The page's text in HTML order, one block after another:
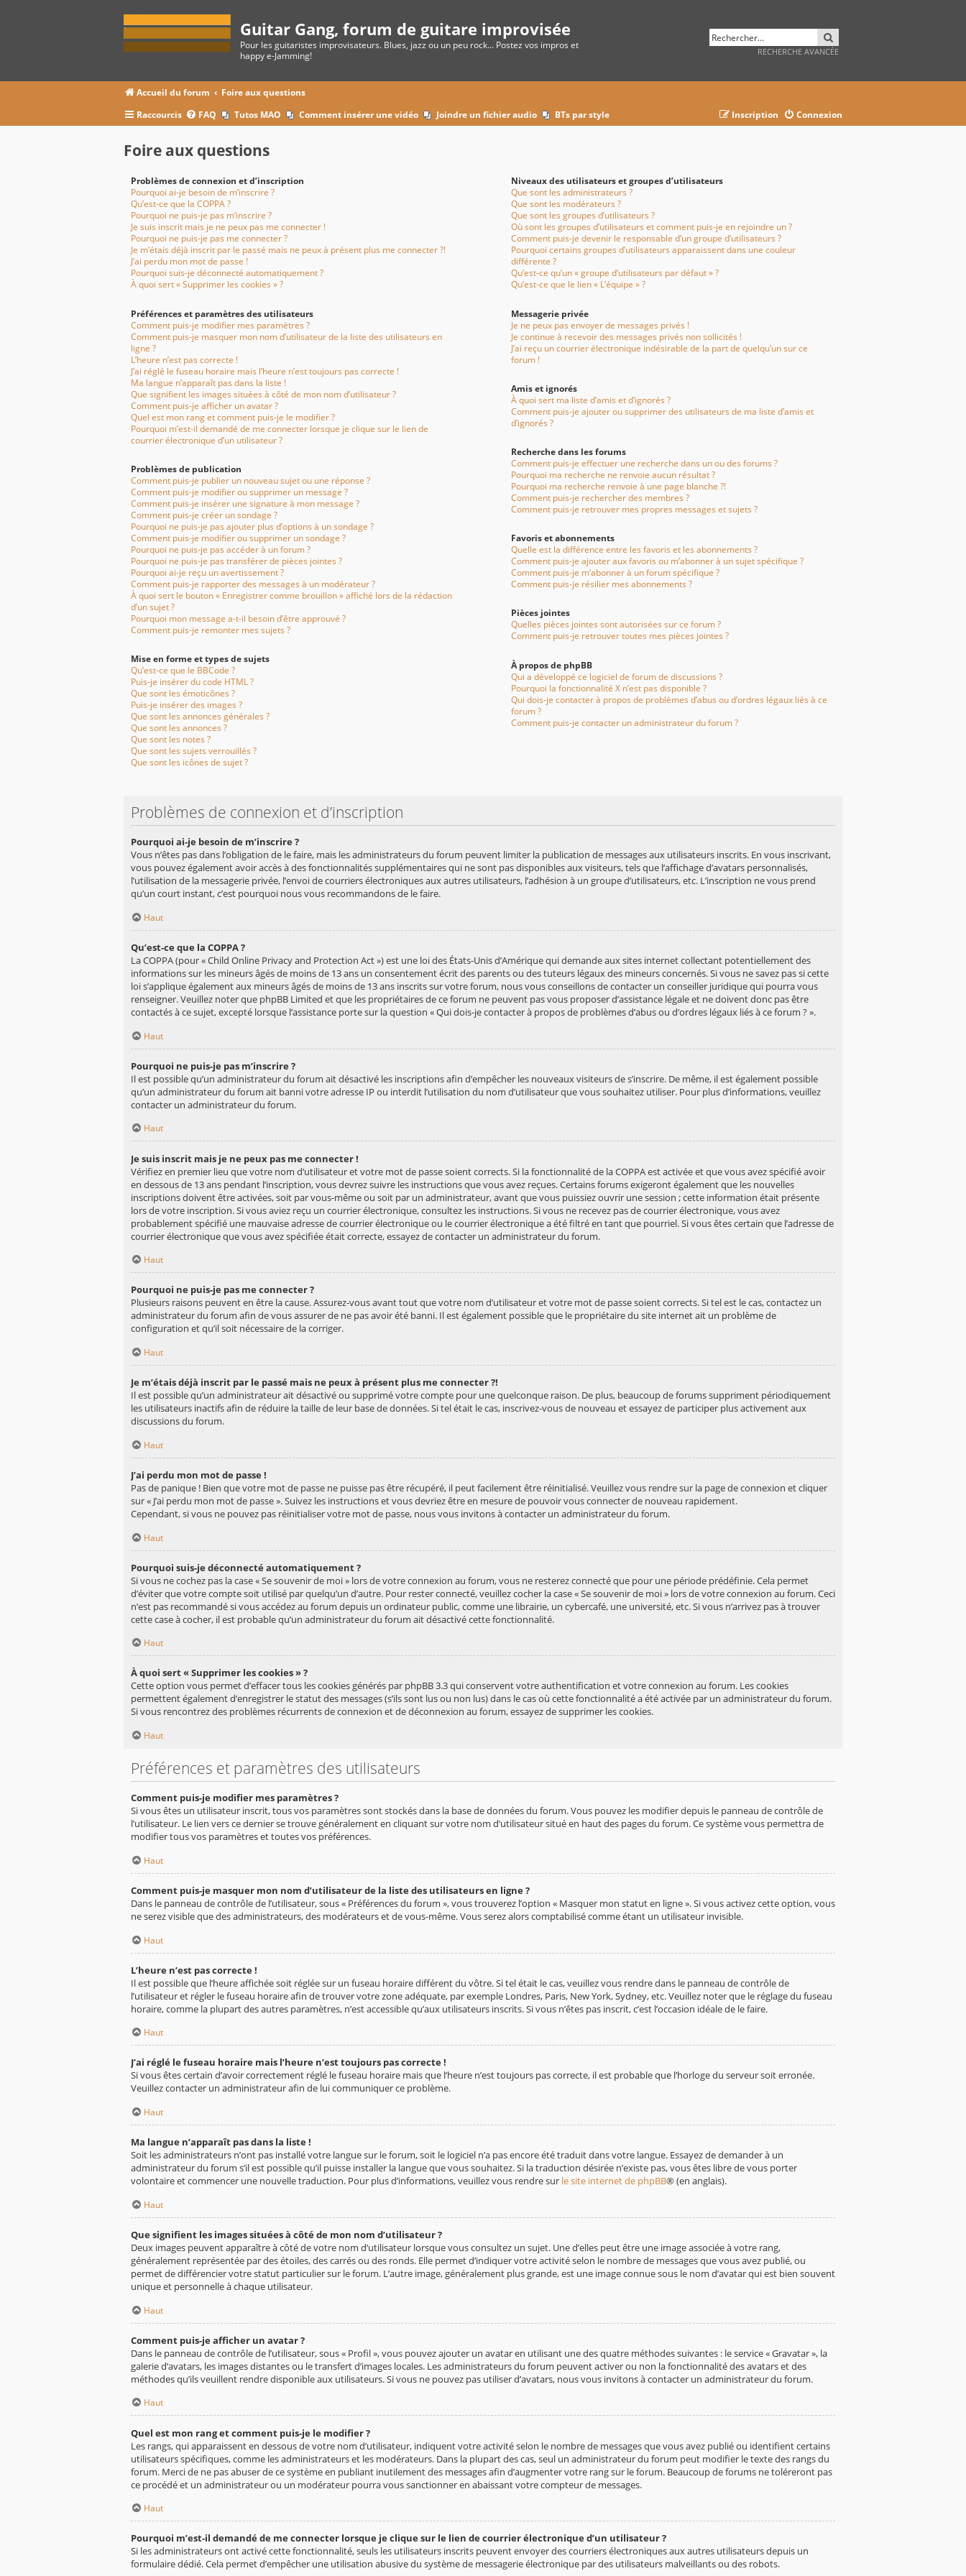
Guitar Gang, forum de guitare improvisée
Pour les guitaristes improvisateurs. Blues, jazz ou un peu rock... Postez vos impros et
happy e-Jamming!
RECHERCHE AVANCÉE
Accueil du forum
Foire aux questions
Raccourcis
FAQ Tutos MAO Comment insérer une vidéo Joindre un fichier audio BTs par style Connexion
Inscription
Foire aux questions
Problèmes de connexion et d’inscription
Pourquoi ai-je besoin de m’inscrire ?
Qu’est-ce que la COPPA ?
Pourquoi ne puis-je pas m’inscrire ?
Je suis inscrit mais je ne peux pas me connecter !
Pourquoi ne puis-je pas me connecter ?
Je m’étais déjà inscrit par le passé mais ne peux à présent plus me connecter ?!
J’ai perdu mon mot de passe !
Pourquoi suis-je déconnecté automatiquement ?
À quoi sert « Supprimer les cookies » ?
Préférences et paramètres des utilisateurs
Comment puis-je modifier mes paramètres ?
Comment puis-je masquer mon nom d’utilisateur de la liste des utilisateurs en
ligne ?
L’heure n’est pas correcte !
J’ai réglé le fuseau horaire mais l’heure n’est toujours pas correcte !
Ma langue n’apparaît pas dans la liste !
Que signifient les images situées à côté de mon nom d’utilisateur ?
Comment puis-je afficher un avatar ?
Quel est mon rang et comment puis-je le modifier ?
Pourquoi m’est-il demandé de me connecter lorsque je clique sur le lien de
courrier électronique d’un utilisateur ?
Problèmes de publication
Comment puis-je publier un nouveau sujet ou une réponse ?
Comment puis-je modifier ou supprimer un message ?
Comment puis-je insérer une signature à mon message ?
Comment puis-je créer un sondage ?
Pourquoi ne puis-je pas ajouter plus d’options à un sondage ?
Comment puis-je modifier ou supprimer un sondage ?
Pourquoi ne puis-je pas accéder à un forum ?
Pourquoi ne puis-je pas transférer de pièces jointes ?
Pourquoi ai-je reçu un avertissement ?
Comment puis-je rapporter des messages à un modérateur ?
À quoi sert le bouton « Enregistrer comme brouillon » affiché lors de la rédaction
d’un sujet ?
Pourquoi mon message a-t-il besoin d’être approuvé ?
Comment puis-je remonter mes sujets ?
Mise en forme et types de sujets
Qu’est-ce que le BBCode ?
Puis-je insérer du code HTML ?
Que sont les émoticônes ?
Puis-je insérer des images ?
Que sont les annonces générales ?
Que sont les annonces ?
Que sont les notes ?
Que sont les sujets verrouillés ?
Que sont les icônes de sujet ?
Niveaux des utilisateurs et groupes d’utilisateurs
Que sont les administrateurs ?
Que sont les modérateurs ?
Que sont les groupes d’utilisateurs ?
Où sont les groupes d’utilisateurs et comment puis-je en rejoindre un ?
Comment puis-je devenir le responsable d’un groupe d’utilisateurs ?
Pourquoi certains groupes d’utilisateurs apparaissent dans une couleur
différente ?
Qu’est-ce qu’un « groupe d’utilisateurs par défaut » ?
Qu’est-ce que le lien « L’équipe » ?
Messagerie privée
Je ne peux pas envoyer de messages privés !
Je continue à recevoir des messages privés non sollicités !
J’ai reçu un courrier électronique indésirable de la part de quelqu’un sur ce
forum !
Amis et ignorés
À quoi sert ma liste d’amis et d’ignorés ?
Comment puis-je ajouter ou supprimer des utilisateurs de ma liste d’amis et
d’ignorés ?
Recherche dans les forums
Comment puis-je effectuer une recherche dans un ou des forums ?
Pourquoi ma recherche ne renvoie aucun résultat ?
Pourquoi ma recherche renvoie à une page blanche ?!
Comment puis-je rechercher des membres ?
Comment puis-je retrouver mes propres messages et sujets ?
Favoris et abonnements
Quelle est la différence entre les favoris et les abonnements ?
Comment puis-je ajouter aux favoris ou m’abonner à un sujet spécifique ?
Comment puis-je m’abonner à un forum spécifique ?
Comment puis-je résilier mes abonnements ?
Pièces jointes
Quelles pièces jointes sont autorisées sur ce forum ?
Comment puis-je retrouver toutes mes pièces jointes ?
À propos de phpBB
Qui a développé ce logiciel de forum de discussions ?
Pourquoi la fonctionnalité X n’est pas disponible ?
Qui dois-je contacter à propos de problèmes d’abus ou d’ordres légaux liés à ce
forum ?
Comment puis-je contacter un administrateur du forum ?
Problèmes de connexion et d’inscription
Pourquoi ai-je besoin de m’inscrire ?
Vous n’êtes pas dans l’obligation de le faire, mais les administrateurs du forum peuvent limiter la publication de messages aux utilisateurs inscrits. En vous inscrivant,
vous pouvez également avoir accès à des fonctionnalités supplémentaires qui ne sont pas disponibles aux visiteurs, tels que l’affichage d’avatars personnalisés,
l’utilisation de la messagerie privée, l’envoi de courriers électroniques aux autres utilisateurs, l’adhésion à un groupe d’utilisateurs, etc. L’inscription ne vous prend
qu’un court instant, c’est pourquoi nous vous recommandons de le faire.
Haut
Qu’est-ce que la COPPA ?
La COPPA (pour « Child Online Privacy and Protection Act ») est une loi des États-Unis d’Amérique qui demande aux sites internet collectant potentiellement des
informations sur les mineurs âgés de moins de 13 ans un consentement écrit des parents ou des tuteurs légaux des mineurs concernés. Si vous ne savez pas si cette
loi s’applique également aux mineurs âgés de moins de 13 ans inscrits sur votre forum, nous vous conseillons de contacter un conseiller juridique qui pourra vous
renseigner. Veuillez noter que phpBB Limited et que les propriétaires de ce forum ne peuvent pas vous proposer d’assistance légale et ne doivent donc pas être
contactés à ce sujet, excepté lorsque l’assistance porte sur la question « Qui dois-je contacter à propos de problèmes d’abus ou d’ordres légaux liés à ce forum ? ».
Haut
Pourquoi ne puis-je pas m’inscrire ?
Il est possible qu’un administrateur du forum ait désactivé les inscriptions afin d’empêcher les nouveaux visiteurs de s’inscrire. De même, il est également possible
qu’un administrateur du forum ait banni votre adresse IP ou interdit l’utilisation du nom d’utilisateur que vous souhaitez utiliser. Pour plus d’informations, veuillez
contacter un administrateur du forum.
Haut
Je suis inscrit mais je ne peux pas me connecter !
Vérifiez en premier lieu que votre nom d’utilisateur et votre mot de passe soient corrects. Si la fonctionnalité de la COPPA est activée et que vous avez spécifié avoir
en dessous de 13 ans pendant l’inscription, vous devrez suivre les instructions que vous avez reçues. Certains forums exigeront également que les nouvelles
inscriptions doivent être activées, soit par vous-même ou soit par un administrateur, avant que vous puissiez ouvrir une session ; cette information était présente
lors de votre inscription. Si vous aviez reçu un courrier électronique, consultez les instructions. Si vous ne recevez pas de courrier électronique, vous avez
probablement spécifié une mauvaise adresse de courrier électronique ou le courrier électronique a été filtré en tant que pourriel. Si vous êtes certain que l’adresse de
courrier électronique que vous avez spécifiée était correcte, essayez de contacter un administrateur du forum.
Haut
Pourquoi ne puis-je pas me connecter ?
Plusieurs raisons peuvent en être la cause. Assurez-vous avant tout que votre nom d’utilisateur et votre mot de passe soient corrects. Si tel est le cas, contactez un
administrateur du forum afin de vous assurer de ne pas avoir été banni. Il est également possible que le propriétaire du site internet ait un problème de
configuration et qu’il soit nécessaire de la corriger.
Haut
Je m’étais déjà inscrit par le passé mais ne peux à présent plus me connecter ?!
Il est possible qu’un administrateur ait désactivé ou supprimé votre compte pour une quelconque raison. De plus, beaucoup de forums suppriment périodiquement
les utilisateurs inactifs afin de réduire la taille de leur base de données. Si tel était le cas, inscrivez-vous de nouveau et essayez de participer plus activement aux
discussions du forum.
Haut
J’ai perdu mon mot de passe !
Pas de panique ! Bien que votre mot de passe ne puisse pas être récupéré, il peut facilement être réinitialisé. Veuillez vous rendre sur la page de connexion et cliquer
sur « J’ai perdu mon mot de passe ». Suivez les instructions et vous devriez être en mesure de pouvoir vous connecter de nouveau rapidement.
Cependant, si vous ne pouvez pas réinitialiser votre mot de passe, nous vous invitons à contacter un administrateur du forum.
Haut
Pourquoi suis-je déconnecté automatiquement ?
Si vous ne cochez pas la case « Se souvenir de moi » lors de votre connexion au forum, vous ne resterez connecté que pour une période prédéfinie. Cela permet
d’éviter que votre compte soit utilisé par quelqu’un d’autre. Pour rester connecté, veuillez cocher la case « Se souvenir de moi » lors de votre connexion au forum. Ceci
n’est pas recommandé si vous accédez au forum depuis un ordinateur public, comme une librairie, un cybercafé, une université, etc. Si vous n’arrivez pas à trouver
cette case à cocher, il est probable qu’un administrateur du forum ait désactivé cette fonctionnalité.
Haut
À quoi sert « Supprimer les cookies » ?
Cette option vous permet d’effacer tous les cookies générés par phpBB 3.3 qui conservent votre authentification et votre connexion au forum. Les cookies
permettent également d’enregistrer le statut des messages (s’ils sont lus ou non lus) dans le cas où cette fonctionnalité a été activée par un administrateur du forum.
Si vous rencontrez des problèmes récurrents de connexion et de déconnexion au forum, essayez de supprimer les cookies.
Haut
Préférences et paramètres des utilisateurs
Comment puis-je modifier mes paramètres ?
Si vous êtes un utilisateur inscrit, tous vos paramètres sont stockés dans la base de données du forum. Vous pouvez les modifier depuis le panneau de contrôle de
l’utilisateur. Le lien vers ce dernier se trouve généralement en cliquant sur votre nom d’utilisateur situé en haut des pages du forum. Ce système vous permettra de
modifier tous vos paramètres et toutes vos préférences.
Haut
Comment puis-je masquer mon nom d’utilisateur de la liste des utilisateurs en ligne ?
Dans le panneau de contrôle de l’utilisateur, sous « Préférences du forum », vous trouverez l’option « Masquer mon statut en ligne ». Si vous activez cette option, vous
ne serez visible que des administrateurs, des modérateurs et de vous-même. Vous serez alors comptabilisé comme étant un utilisateur invisible.
Haut
L’heure n’est pas correcte !
Il est possible que l’heure affichée soit réglée sur un fuseau horaire différent du vôtre. Si tel était le cas, veuillez vous rendre dans le panneau de contrôle de
l’utilisateur et régler le fuseau horaire afin de trouver votre zone adéquate, par exemple Londres, Paris, New York, Sydney, etc. Veuillez noter que le réglage du fuseau
horaire, comme la plupart des autres paramètres, n’est accessible qu’aux utilisateurs inscrits. Si vous n’êtes pas inscrit, c’est l’occasion idéale de le faire.
Haut
J’ai réglé le fuseau horaire mais l’heure n’est toujours pas correcte !
Si vous êtes certain d’avoir correctement réglé le fuseau horaire mais que l’heure n’est toujours pas correcte, il est probable que l’horloge du serveur soit erronée.
Veuillez contacter un administrateur afin de lui communiquer ce problème.
Haut
Ma langue n’apparaît pas dans la liste !
Soit les administrateurs n’ont pas installé votre langue sur le forum, soit le logiciel n’a pas encore été traduit dans votre langue. Essayez de demander à un
administrateur du forum s’il est possible qu’il puisse installer la langue que vous souhaitez. Si la traduction désirée n’existe pas, vous êtes libre de vous porter
volontaire et commencer une nouvelle traduction. Pour plus d’informations, veuillez vous rendre sur le site internet de phpBB® (en anglais).
Haut
Que signifient les images situées à côté de mon nom d’utilisateur ?
Deux images peuvent apparaître à côté de votre nom d’utilisateur lorsque vous consultez un sujet. Une d’elles peut être une image associée à votre rang,
généralement représentée par des étoiles, des carrés ou des ronds. Elle permet d’indiquer votre activité selon le nombre de messages que vous avez publié, ou
permet de différencier votre statut particulier sur le forum. L’autre image, généralement plus grande, est une image connue sous le nom d’avatar qui est bien souvent
unique et personnelle à chaque utilisateur.
Haut
Comment puis-je afficher un avatar ?
Dans le panneau de contrôle de l’utilisateur, sous « Profil », vous pouvez ajouter un avatar en utilisant une des quatre méthodes suivantes : le service « Gravatar », la
galerie d’avatars, les images distantes ou le transfert d’images locales. Les administrateurs du forum peuvent activer ou non la fonctionnalité des avatars et des
méthodes qu’ils veuillent rendre disponible aux utilisateurs. Si vous ne pouvez pas utiliser d’avatars, nous vous invitons à contacter un administrateur du forum.
Haut
Quel est mon rang et comment puis-je le modifier ?
Les rangs, qui apparaissent en dessous de votre nom d’utilisateur, indiquent votre activité selon le nombre de messages que vous avez publié ou identifient certains
utilisateurs spécifiques, comme les administrateurs et les modérateurs. Dans la plupart des cas, seul un administrateur du forum peut modifier le texte des rangs du
forum. Merci de ne pas abuser de ce système en publiant inutilement des messages afin d’augmenter votre rang sur le forum. Beaucoup de forums ne toléreront pas
ce procédé et un administrateur ou un modérateur pourra vous sanctionner en abaissant votre compteur de messages.
Haut
Pourquoi m’est-il demandé de me connecter lorsque je clique sur le lien de courrier électronique d’un utilisateur ?
Si les administrateurs ont activé cette fonctionnalité, seuls les utilisateurs inscrits peuvent envoyer des courriers électroniques aux autres utilisateurs depuis un
formulaire dédié. Cela permet d’empêcher une utilisation abusive du système de messagerie électronique par des utilisateurs malveillants ou des robots.